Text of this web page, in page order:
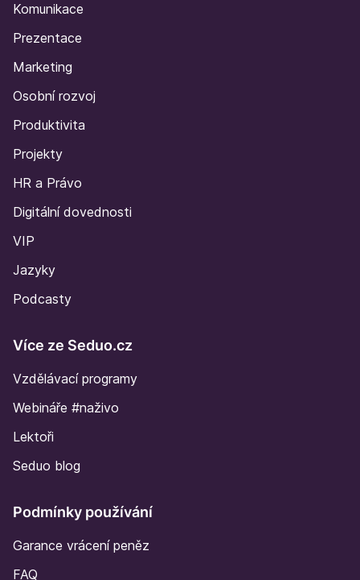
Komunikace
Prezentace
Marketing
Osobní rozvoj
Produktivita
Projekty
HR a Právo
Digitální dovednosti
VIP
Jazyky
Podcasty
Více ze Seduo.cz
Vzdělávací programy
Webináře #naživo
Lektoři
Seduo blog
Podmínky používání
Garance vrácení peněz
FAQ